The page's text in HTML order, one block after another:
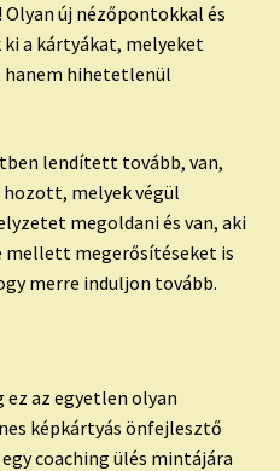
új nézőpontokkal és
a kártyákat, melyeket
hanem hihetetlenül
lendített tovább, van,
melyek végül
megoldani és van, aki
mellett megerősítéseket is
merre induljon tovább.
az egyetlen olyan
képkártyás önfejlesztő
coaching ülés mintájára